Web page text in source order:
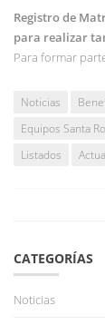
Registro de
para realizar
Para formar
Noticias
Equipos Santa
Listados
CATEGORÍAS
Noticias